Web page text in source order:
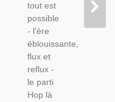
tout est
possible
- l'ère
éblouissante,
flux et
reflux -
le parti
Hop là